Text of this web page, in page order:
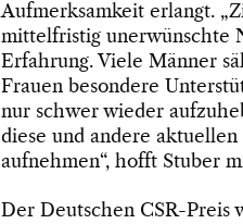
Aufmerksamkeit erlangt.
mittelfristig unerwünschte
Erfahrung. Viele Männer
Frauen besondere
nur schwer wieder
diese und andere
aufnehmen“, hofft Stuber
Der Deutschen CSR-Preis